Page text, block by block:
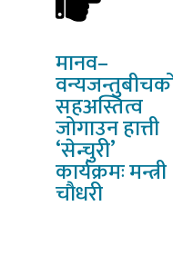
मानव–
सहअस्तित्व
जोगाउन हात्ती
‘सेन्चुरी’
कार्यक्रमः मन्त्री
चौधरी